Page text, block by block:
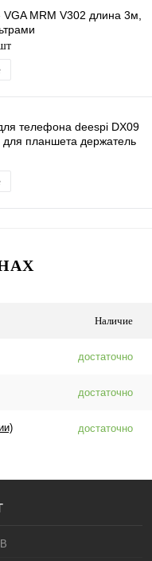
MRM V302 длина 3м,
телефона deespi DX09
для планшета держатель
Наличие
достаточно
достаточно
достаточно